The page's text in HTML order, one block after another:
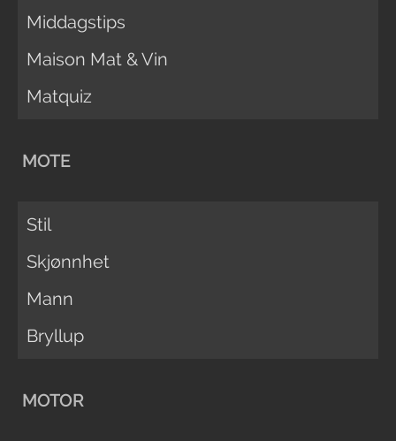
Middagstips
Maison Mat & Vin
Matquiz
MOTE
Stil
Skjønnhet
Mann
Bryllup
MOTOR